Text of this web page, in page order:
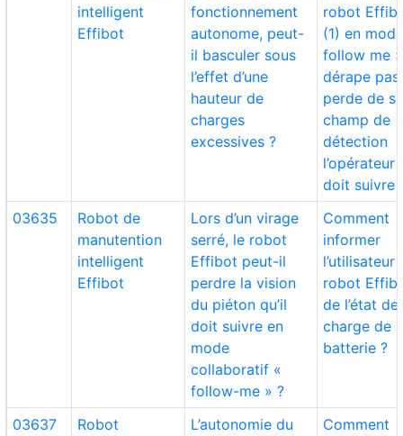
intelligent
Effibot
fonctionnement
autonome, peut-
il basculer sous
l’effet d’une
hauteur de
charges
excessives ?
robot
(1) en
follow me
dérape
perde de
champ de
détection
l’opérateur
doit suivre
03635
Robot de
manutention
intelligent
Effibot
Lors d’un virage
serré, le robot
Effibot peut-il
perdre la vision
du piéton qu’il
doit suivre en
mode
collaboratif «
follow-me » ?
Comment
informer
l’utilisateur
robot
de l’état de
charge de
batterie ?
03637 Robot L’autonomie du Comment